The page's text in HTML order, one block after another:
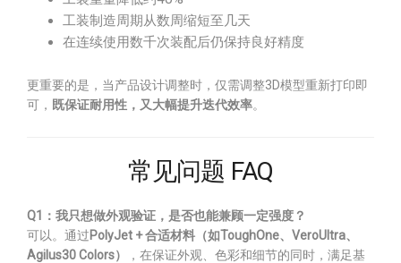
工装制造周期从数周缩短至几天
在连续使用数千次装配后仍保持良好精度
更重要的是，当产品设计调整时，仅需调整3D模型重新打印即
可， 既保证耐用性，又大幅提升迭代效率。
常见问题 FAQ
Q1：我只想做外观验证，是否也能兼顾一定强度？
可以。通过PolyJet + 合适材料（如ToughOne、VeroUltra、
Agilus30 Colors）
，在保证外观、色彩和细节的同时，满足基